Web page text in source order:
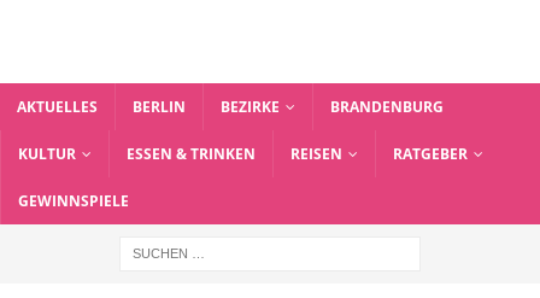
AKTUELLES BERLIN BEZIRKE BRANDENBURG
KULTUR ESSEN & TRINKEN REISEN RATGEBER
GEWINNSPIELE